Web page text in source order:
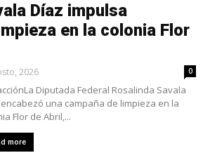
Díaz impulsa
en la colonia Flor
2026 0
Diputada Federal Rosalinda Savala
una campaña de limpieza en la
Flor de Abril,...
more